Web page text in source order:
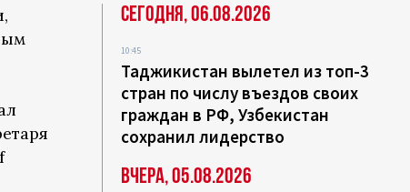
Сегодня, 06.08.2026
10:45
Таджикистан вылетел из топ-3
стран по числу въездов своих
граждан в РФ, Узбекистан
сохранил лидерство
Вчера, 05.08.2026